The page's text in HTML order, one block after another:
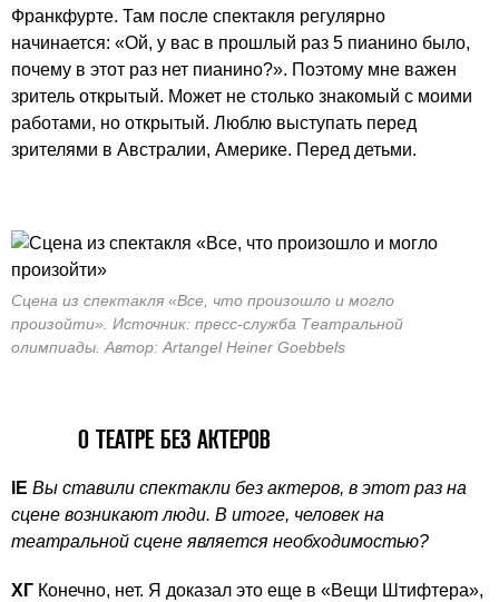
Франкфурте. Там после спектакля регулярно
начинается: «Ой, у вас в прошлый раз 5 пианино было,
почему в этот раз нет пианино?». Поэтому мне важен
зритель открытый. Может не столько знакомый с моими
работами, но открытый. Люблю выступать перед
зрителями в Австралии, Америке. Перед детьми.
Сцена из спектакля «Все, что произошло и могло
произойти». Источник: пресс-служба Театральной
олимпиады. Автор: Artangel Heiner Goebbels
О ТЕАТРЕ БЕЗ АКТЕРОВ
IE Вы ставили спектакли без актеров, в этот раз на
сцене возникают люди. В итоге, человек на
театральной сцене является необходимостью?
ХГ Конечно, нет. Я доказал это еще в «Вещи Штифтера»,